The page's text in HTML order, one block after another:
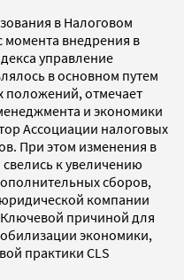
в Налоговом
момента внедрения в
управление
в основном путем
положений, отмечает
и экономики
Ассоциации налоговых
При этом изменения в
к увеличению
сборов,
компании
причиной для
экономики,
практики CLS